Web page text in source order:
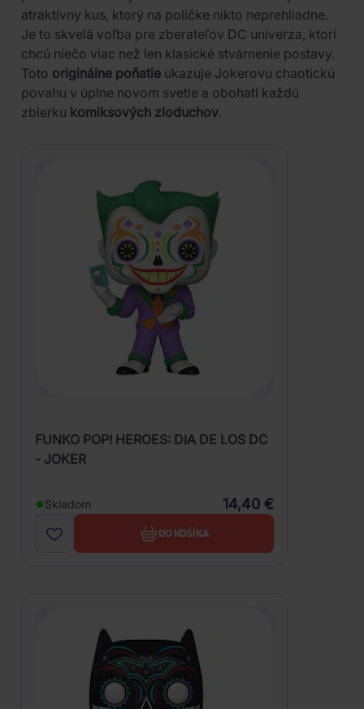
atraktívny kus, ktorý na poličke nikto neprehliadne.
Je to skvelá voľba pre zberateľov DC univerza, ktorí
chcú niečo viac než len klasické stvárnenie postavy.
Toto originálne poňatie ukazuje Jokerovu chaotickú
povahu v úplne novom svetle a obohatí každú
zbierku komiksových zloduchov.
FUNKO POP! HEROES: DIA DE LOS DC
- JOKER
Skladom 14,40 €
DO KOŠÍKA